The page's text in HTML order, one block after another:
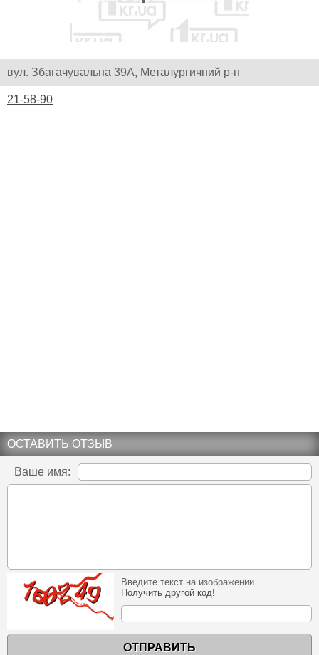
вул. Збагачувальна 39А, Металургичний р-н
21-58-90
ОСТАВИТЬ ОТЗЫВ
Ваше имя:
Введите текст на изображении.
Получить другой код!
ОТПРАВИТЬ